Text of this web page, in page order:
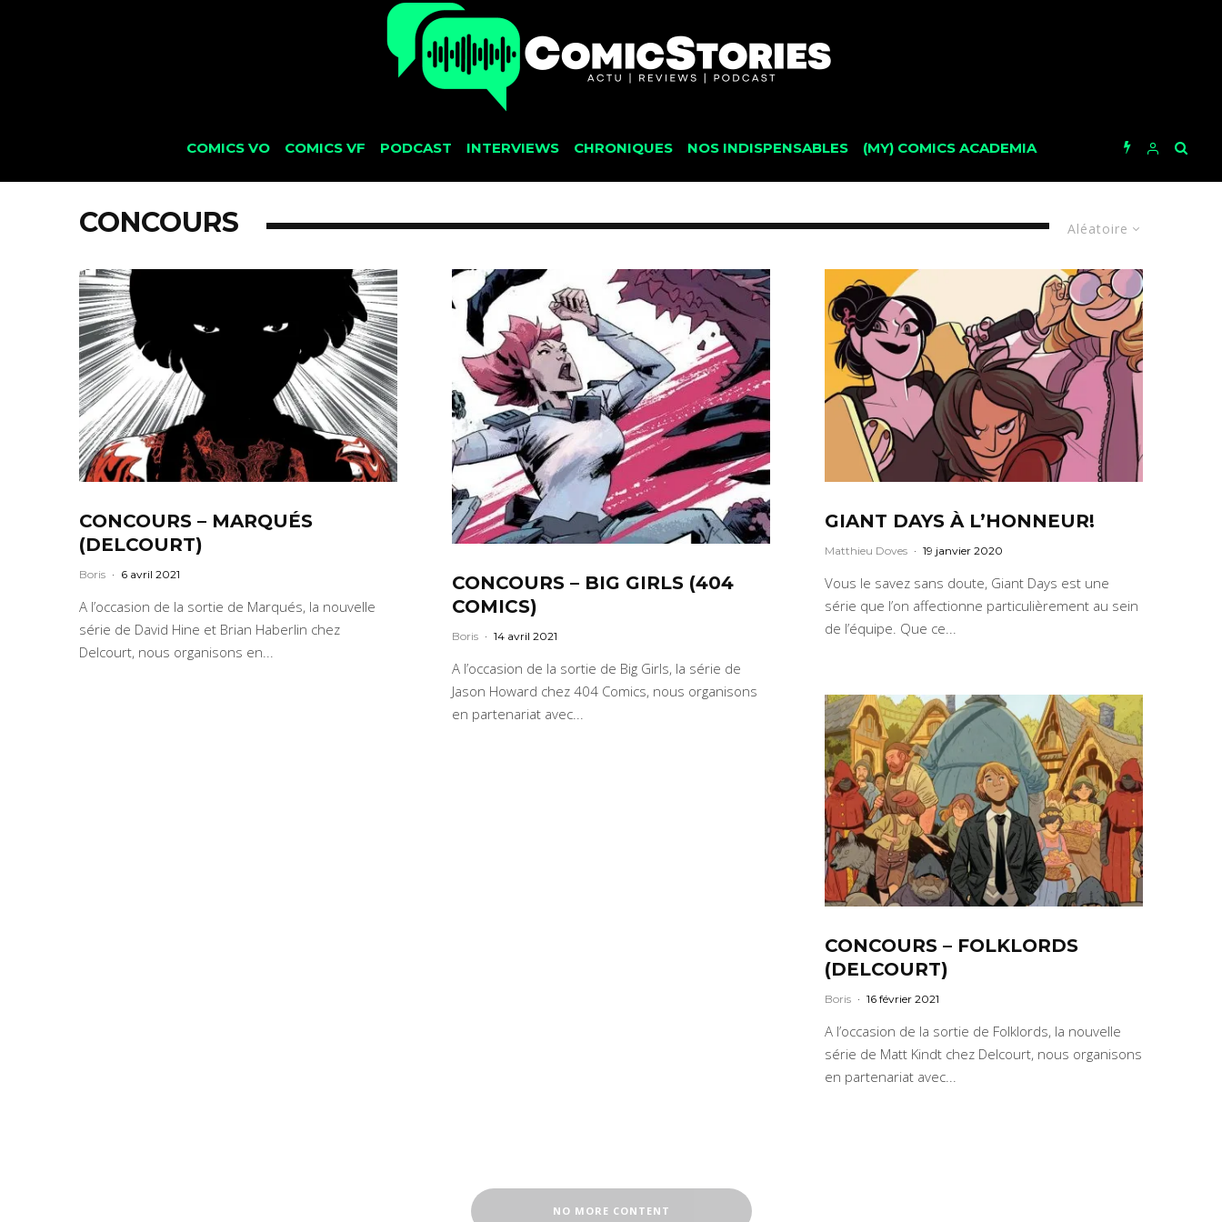
COMICS VO COMICS VF PODCAST INTERVIEWS CHRONIQUES NOS INDISPENSABLES (MY) COMICS ACADEMIA
Aléatoire
CONCOURS
CONCOURS – MARQUÉS
(DELCOURT)
Boris · 6 avril 2021
A l’occasion de la sortie de Marqués, la nouvelle
série de David Hine et Brian Haberlin chez
Delcourt, nous organisons en...
CONCOURS – BIG GIRLS (404
COMICS)
Boris · 14 avril 2021
A l’occasion de la sortie de Big Girls, la série de
Jason Howard chez 404 Comics, nous organisons
en partenariat avec...
GIANT DAYS À L’HONNEUR!
Matthieu Doves · 19 janvier 2020
Vous le savez sans doute, Giant Days est une
série que l’on affectionne particulièrement au sein
de l’équipe. Que ce...
CONCOURS – FOLKLORDS
(DELCOURT)
Boris · 16 février 2021
A l’occasion de la sortie de Folklords, la nouvelle
série de Matt Kindt chez Delcourt, nous organisons
en partenariat avec...
NO MORE CONTENT